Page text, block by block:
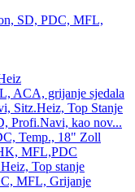
SD, PDC, MFL,
ACA, grijanje sjedala
Sitz.Heiz, Top Stanje
Profi.Navi, kao nov...
Temp., 18" Zoll
MFL,PDC
Top stanje
MFL, Grijanje